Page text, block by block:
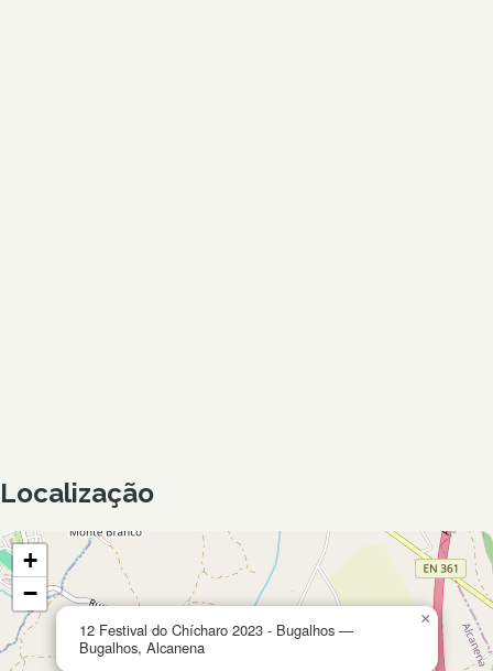
Localização
12 Festival do Chícharo 2023 - Bugalhos —
Bugalhos, Alcanena
×
+
−